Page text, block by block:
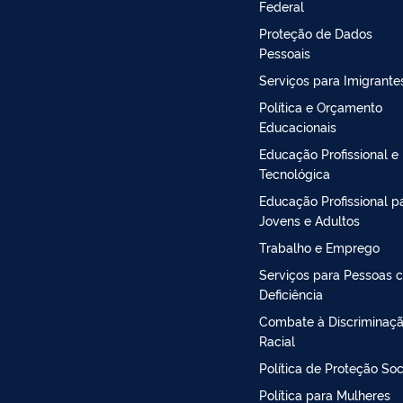
Federal
Proteção de Dados
Pessoais
Serviços para
Política e Orçamento
Educacionais
Educação Profissional e
Tecnológica
Educação Profissional
Jovens e Adultos
Trabalho e Emprego
Serviços para Pessoas
Deficiência
Combate à
Racial
Política de Proteção
Política para Mulheres